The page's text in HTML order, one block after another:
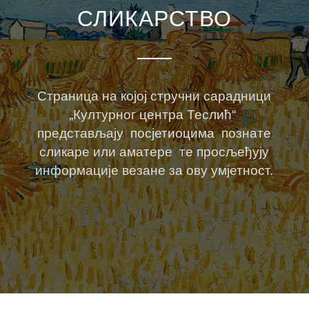
СЛИКАРСТВО
Страница на којој стручни сарадници
„Културног центра Теслић“
представљају посјетиоцима познате
сликаре или аматере те просљеђују
информације везане за ову умјетност.